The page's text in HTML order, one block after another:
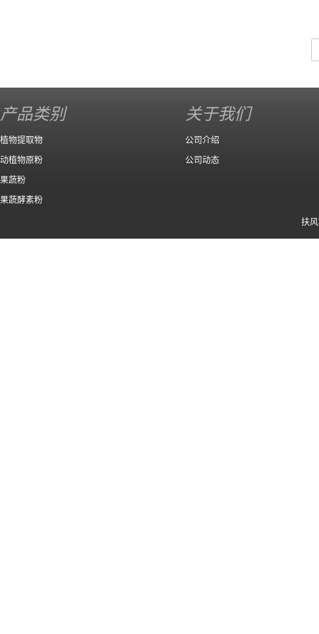
产品类别
植物提取物
动植物原粉
果蔬粉
果蔬酵素粉
关于我们
公司介绍
公司动态
扶